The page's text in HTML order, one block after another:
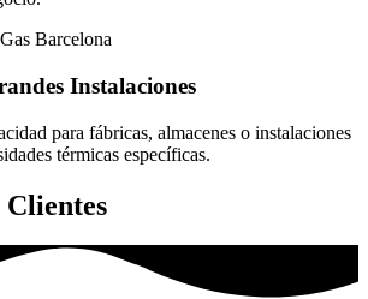
Instalaciones
para fábricas, almacenes o instalaciones
térmicas específicas.
Clientes